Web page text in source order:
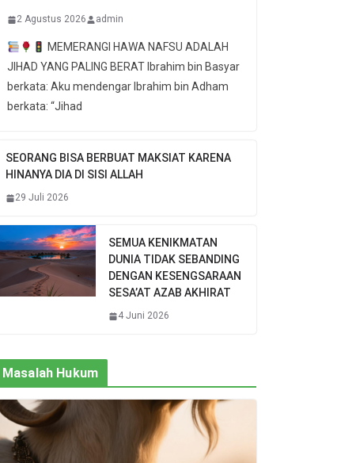
2 Agustus 2026 admin
MEMERANGI HAWA NAFSU ADALAH
JIHAD YANG PALING BERAT Ibrahim bin Basyar
berkata: Aku mendengar Ibrahim bin Adham
berkata: “Jihad
SEORANG BISA BERBUAT MAKSIAT KARENA
HINANYA DIA DI SISI ALLAH
29 Juli 2026
SEMUA KENIKMATAN
DUNIA TIDAK SEBANDING
DENGAN KESENGSARAAN
SESA’AT AZAB AKHIRAT
4 Juni 2026
Masalah Hukum